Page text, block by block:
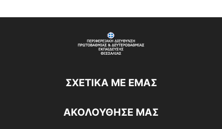
ΣΧΕΤΙΚΆ ΜΕ ΕΜΆΣ
ΑΚΟΛΟΥΘΗΣΕ ΜΑΣ